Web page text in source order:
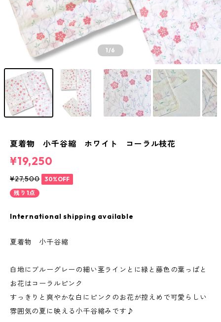
1/6
夏着物 小千谷縮 ホワイト コーラル枝花
¥19,250
¥27,500
30%OFF
残り1点
International shipping available
夏着物 小千谷縮
白地にブルーグレーの細い茎ラインとに緑と藤色の葉っぱと
お花はコーラルピンク
すっきりと爽やかな白にピンクのお花が控えめで可愛らしい
雰囲気の夏に映える小千谷縮みです♪